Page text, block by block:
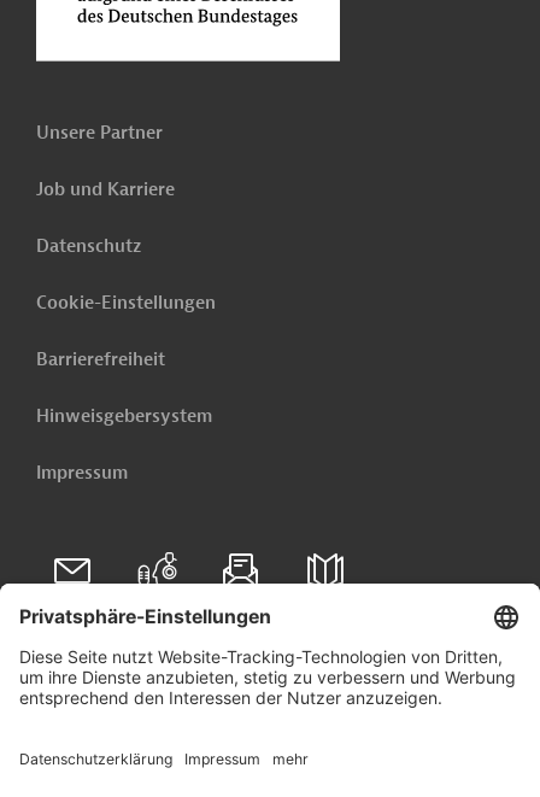
Unsere Partner
Job und Karriere
Datenschutz
Cookie-Einstellungen
Barrierefreiheit
Hinweisgebersystem
Impressum
Folgen Sie uns auf
Linkedin